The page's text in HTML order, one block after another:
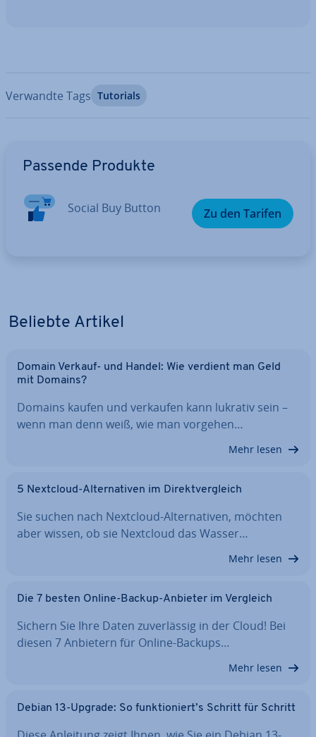
Verwandte Tags Tutorials
Passende Produkte
Social Buy Button Zu den Tarifen
Beliebte Artikel
Domain Verkauf- und Handel: Wie verdient man Geld
mit Domains?
Domains kaufen und verkaufen kann lukrativ sein –
wenn man denn weiß, wie man vorgehen…
Mehr lesen
5 Nextcloud-Al­ter­na­ti­ven im Di­rekt­ver­gleich
Sie suchen nach Nextcloud-Al­ter­na­ti­ven, möchten
aber wissen, ob sie Nextcloud das Wasser…
Mehr lesen
Die 7 besten Online-Backup-Anbieter im Vergleich
Sichern Sie Ihre Daten zu­ver­läs­sig in der Cloud! Bei
diesen 7 Anbietern für Online-Backups…
Mehr lesen
Debian 13-Upgrade: So funk­tio­niert’s Schritt für Schritt